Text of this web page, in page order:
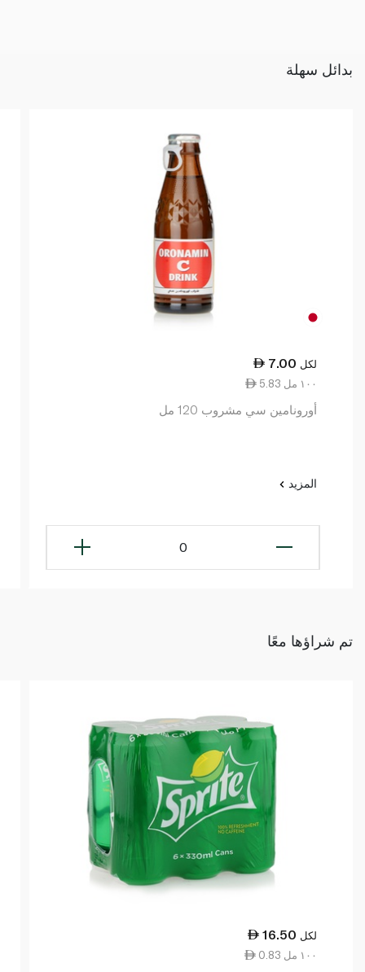
بدائل سهلة
7.00 لكل
5.83 ١٠٠ مل
أورونامين سي مشروب 120 مل
المزيد
0
تم شراؤها معًا
16.50 لكل
0.83 ١٠٠ مل